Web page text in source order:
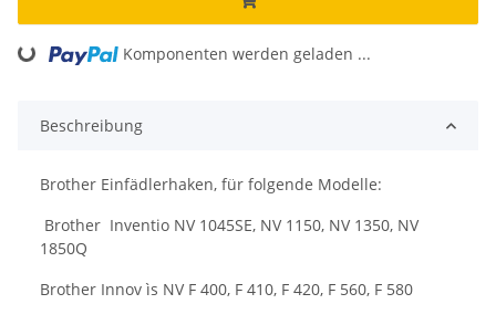
Loading... Komponenten werden geladen ...
Beschreibung
Brother Einfädlerhaken, für folgende Modelle:
Brother Inventio NV 1045SE, NV 1150, NV 1350, NV
1850Q
Brother Innov ìs NV F 400, F 410, F 420, F 560, F 580